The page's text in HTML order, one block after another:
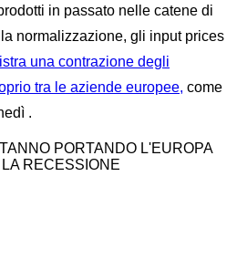
in passato nelle catene di
normalizzazione, gli input prices
una contrazione degli
tra le aziende europee, come
.